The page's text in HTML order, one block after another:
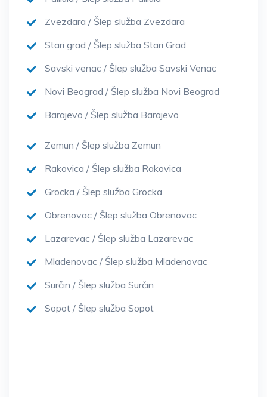
Zvezdara / Šlep služba Zvezdara
Stari grad / Šlep služba Stari Grad
Savski venac / Šlep služba Savski Venac
Novi Beograd / Šlep služba Novi Beograd
Barajevo / Šlep služba Barajevo
Zemun / Šlep služba Zemun
Rakovica / Šlep služba Rakovica
Grocka / Šlep služba Grocka
Obrenovac / Šlep služba Obrenovac
Lazarevac / Šlep služba Lazarevac
Mladenovac / Šlep služba Mladenovac
Surčin / Šlep služba Surčin
Sopot / Šlep služba Sopot